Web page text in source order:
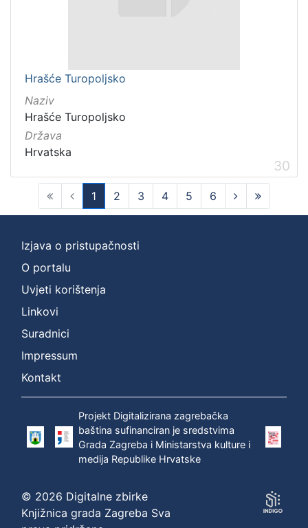
Hrašće Turopoljsko
Naziv
Hrašće Turopoljsko
Država
Hrvatska
30
1
(current)
2 3 4 5 6
Izjava o pristupačnosti
O portalu
Uvjeti korištenja
Linkovi
Suradnici
Impressum
Kontakt
Projekt Digitalizirana zagrebačka
baština sufinanciran je sredstvima
Grada Zagreba i Ministarstva kulture i
medija Republike Hrvatske
© 2026 Digitalne zbirke
Knjižnica grada Zagreba Sva